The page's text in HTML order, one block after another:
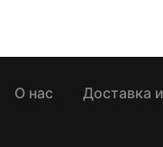
О нас Доставка